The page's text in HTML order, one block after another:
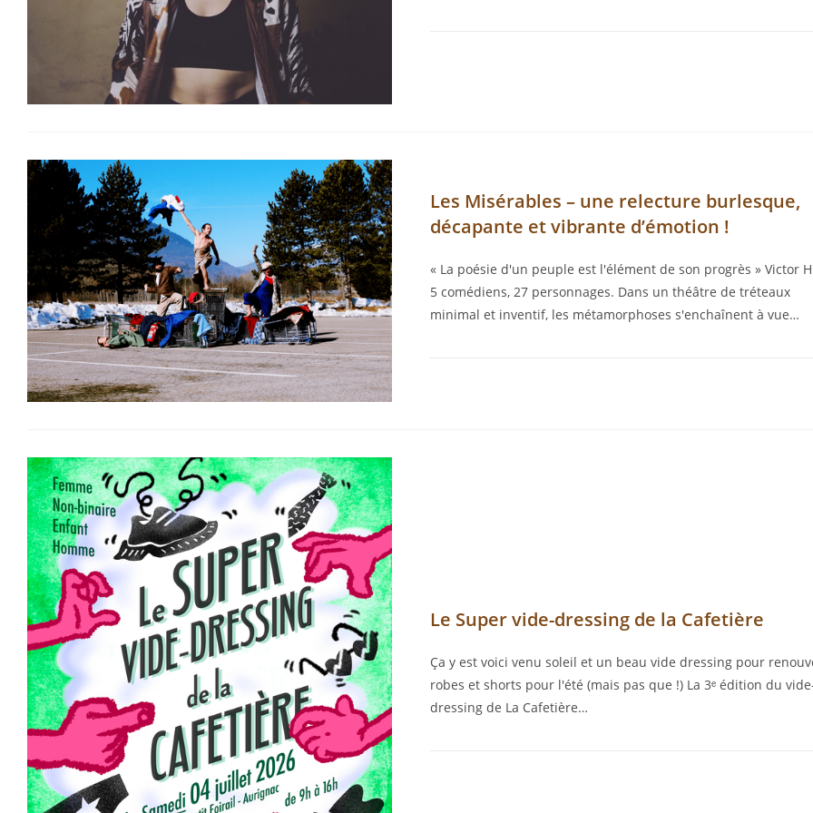
Les Misérables – une relecture burlesque,
décapante et vibrante d’émotion !
« La poésie d'un peuple est l'élément de son progrès » Victor
5 comédiens, 27 personnages. Dans un théâtre de tréteaux
minimal et inventif, les métamorphoses s'enchaînent à vue…
Le Super vide-dressing de la Cafetière
Ça y est voici venu soleil et un beau vide dressing pour
robes et shorts pour l'été (mais pas que !) La 3ᵉ édition du
dressing de La Cafetière…